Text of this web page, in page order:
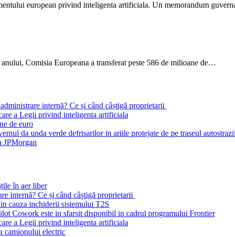
european privind inteligenta artificiala. Un memorandum
Comisia Europeana a transferat peste 586 de milioane de…
internă? Ce și când câștigă proprietarii
a Legii privind inteligenta artificiala
de euro
da unda verde defrisarilor in ariile protejate de pe traseul
JPMorgan
în aer liber
internă? Ce și când câștigă proprietarii
cauza inchiderii sistemului T2S
Cowork este in sfarsit disponibil in cadrul programului Frontier
a Legii privind inteligenta artificiala
camionului electric